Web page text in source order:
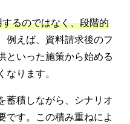
るのではなく、段階的
例えば、資料請求後のフ
といった施策から始める
ります。
蓄積しながら、シナリオ
です。この積み重ねによ